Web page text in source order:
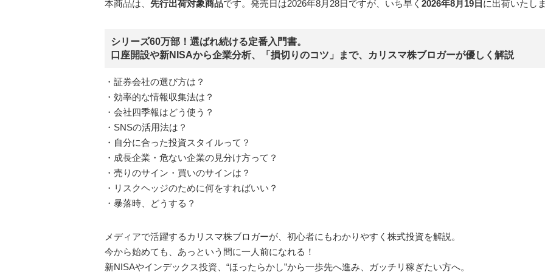
本商品は、 先行出荷対象商品です。発売日は2026年8月28日ですが、いち早く 2026年8月19日 に出荷いたし
シリーズ60万部！選ばれ続ける定番入門書。
口座開設や新NISAから企業分析、「損切りのコツ」まで、カリスマ株ブロガーが優しく解説
・証券会社の選び方は？
・効率的な情報収集法は？
・会社四季報はどう使う？
・SNSの活用法は？
・自分に合った投資スタイルって？
・成長企業・危ない企業の見分け方って？
・売りのサイン・買いのサインは？
・リスクヘッジのために何をすればいい？
・暴落時、どうする？
メディアで活躍するカリスマ株ブロガーが、初心者にもわかりやすく株式投資を解説。
今から始めても、あっという間に一人前になれる！
新NISAやインデックス投資、“ほったらかし”から一歩先へ進み、ガッチリ稼ぎたい方へ。